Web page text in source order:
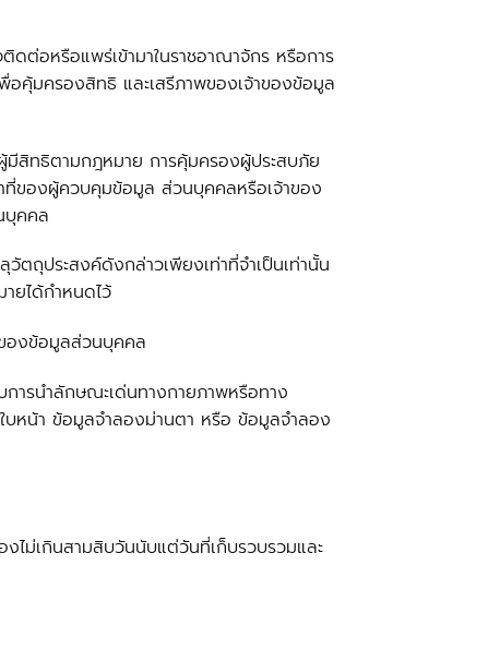
ดต่อหรือแพร่เข้ามาในราชอาณาจักร หรือการ
คุ้มครองสิทธิ และเสรีภาพของเจ้าของข้อมูล
สิทธิตามกฎหมาย การคุ้มครองผู้ประสบภัย
ที่ของผู้ควบคุมข้อมูล ส่วนบุคคลหรือเจ้าของ
บุคคล
ตถุประสงค์ดังกล่าวเพียงเท่าที่จำเป็นเท่านั้น
ยได้กำหนดไว้
องข้อมูลส่วนบุคคล
ารนำลักษณะเด่นทางกายภาพหรือทาง
หน้า ข้อมูลจำลองม่านตา หรือ ข้อมูลจำลอง
ไม่เกินสามสิบวันนับแต่วันที่เก็บรวบรวมและ